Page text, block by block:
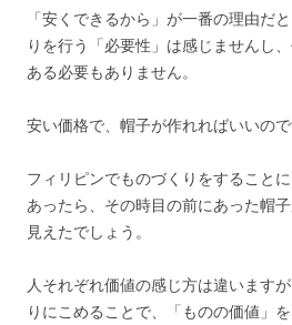
「安くできるから」が一番の理由だ
りを行う「必要性」は感じませんし
ある必要もありません。
安い価格で、帽子が作れればいいので
フィリピンでものづくりをすること
あったら、その時目の前にあった帽
見えたでしょう。
人それぞれ価値の感じ方は違います
りにこめることで、「ものの価値」